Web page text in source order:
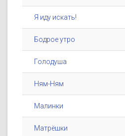
Я иду искать!
Бодрое утро
Голодуша
Ням-Ням
Малинки
Матрёшки